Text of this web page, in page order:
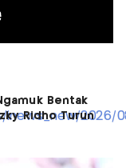
Bentak
Ridho Turun